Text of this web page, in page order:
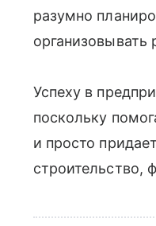
разумно
организовывать
Успеху в
поскольку
и просто
строительство,